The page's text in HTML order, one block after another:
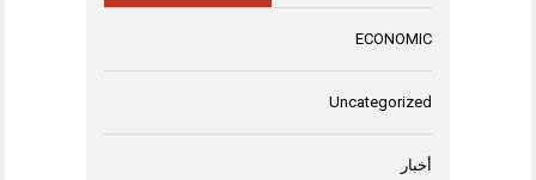
ECONOMIC
Uncategorized
أخبار